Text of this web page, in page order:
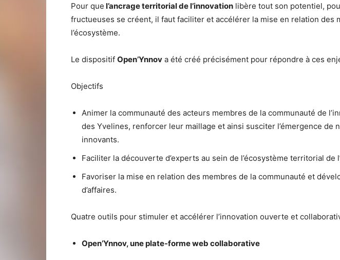
Pour que l’ancrage territorial de l’innovation libère tout son potentiel,
fructueuses se créent, il faut faciliter et accélérer la mise en relation des
l’écosystème.
Le dispositif Open’Ynnov a été créé précisément pour répondre à ces
Objectifs
Animer la communauté des acteurs membres de la communauté de
des Yvelines, renforcer leur maillage et ainsi susciter l’émergence de
innovants.
Faciliter la découverte d’experts au sein de l’écosystème territorial de
Favoriser la mise en relation des membres de la communauté et
d’affaires.
Quatre outils pour stimuler et accélérer l’innovation ouverte et
Open’Ynnov, une plate-forme web collaborative